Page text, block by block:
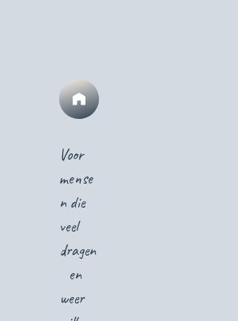
Voor
mense
n die
veel
dragen
en
weer